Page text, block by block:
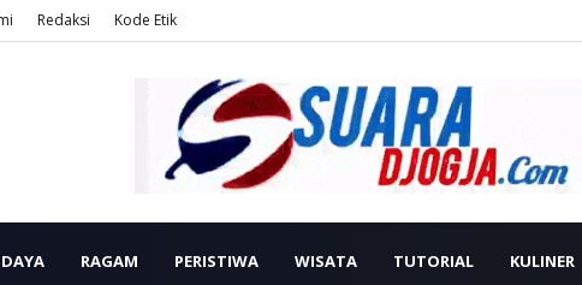
Redaksi Kode Etik
RAGAM PERISTIWA WISATA TUTORIAL KULINER